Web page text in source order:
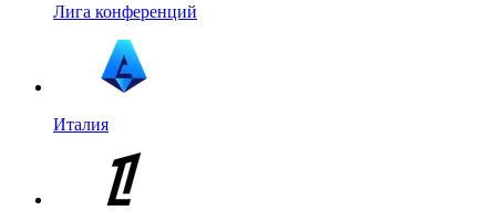
Лига конференций
Италия